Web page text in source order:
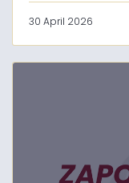
30 April 2026